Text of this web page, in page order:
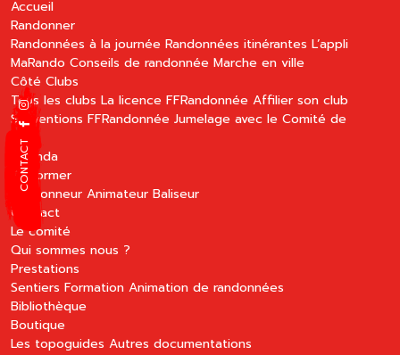
CONTACT
Accueil
Randonner
Randonnées à la journée Randonnées itinérantes L’appli
MaRando Conseils de randonnée Marche en ville
Côté Clubs
Tous les clubs La licence FFRandonnée Affilier son club
Subventions FFRandonnée Jumelage avec le Comité de
Paris
Agenda
Se former
Randonneur Animateur Baliseur
Contact
Le comité
Qui sommes nous ?
Prestations
Sentiers Formation Animation de randonnées
Bibliothèque
Boutique
Les topoguides Autres documentations